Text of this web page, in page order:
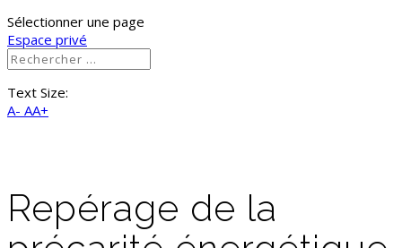
Sélectionner une page
Espace privé
Text Size:
A- AA+
Repérage de la